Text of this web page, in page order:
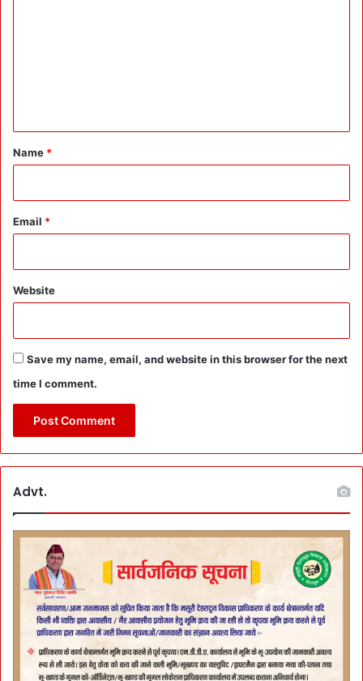
*
Name *
Email *
Website
Save my name, email, and website in this browser for the next
time I comment.
Advt.